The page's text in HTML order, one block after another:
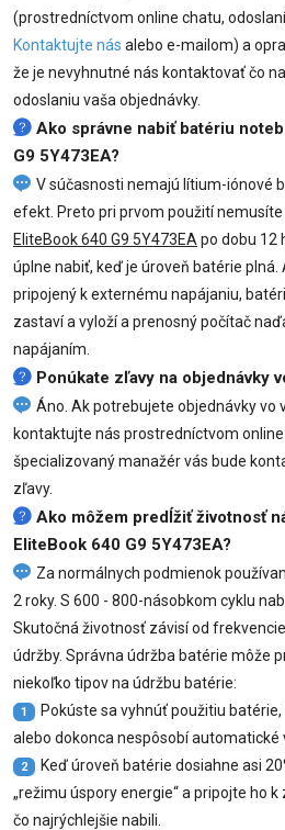
(prostredníctvom online chatu,
Kontaktujte nás alebo e-mailom) a
že je nevyhnutné nás kontaktovať čo
odoslaniu vaša objednávky.
Ako správne nabiť batériu
G9 5Y473EA?
V súčasnosti nemajú lítium-iónové
efekt. Preto pri prvom použití
EliteBook 640 G9 5Y473EA po dobu 12
úplne nabiť, keď je úroveň batérie plná.
pripojený k externému napájaniu,
zastaví a vyloží a prenosný počítač
napájaním.
Ponúkate zľavy na objednávky
Áno. Ak potrebujete objednávky vo
kontaktujte nás prostredníctvom
špecializovaný manažér vás bude
zľavy.
Ako môžem predĺžiť životnosť
EliteBook 640 G9 5Y473EA?
Za normálnych podmienok
2 roky. S 600 - 800-násobkom cyklu
Skutočná životnosť závisí od
údržby. Správna údržba batérie môže
niekoľko tipov na údržbu batérie:
1
Pokúste sa vyhnúť použitiu
alebo dokonca nespôsobí automatické
2
Keď úroveň batérie dosiahne asi
„režimu úspory energie“ a pripojte ho
čo najrýchlejšie nabili.